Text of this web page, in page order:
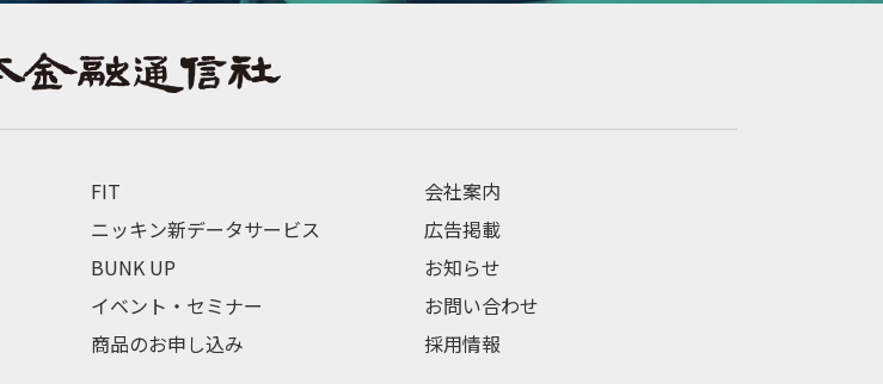
FIT
ニッキン新データサービス
BUNK UP
イベント・セミナー
商品のお申し込み
会社案内
広告掲載
お知らせ
お問い合わせ
採用情報